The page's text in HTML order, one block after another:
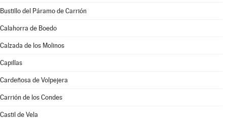
Bustillo del Páramo de Carrión
Calahorra de Boedo
Calzada de los Molinos
Capillas
Cardeñosa de Volpejera
Carrión de los Condes
Castil de Vela